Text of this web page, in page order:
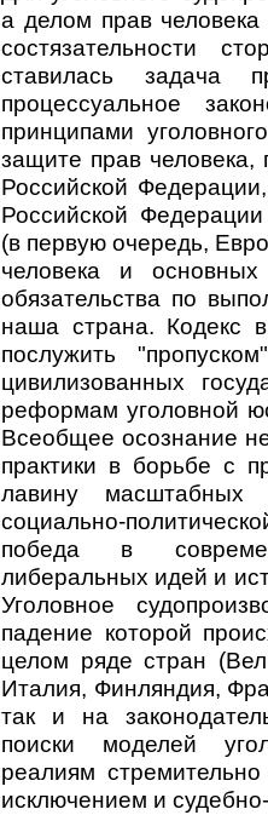
а делом прав
состязательности
ставилась задача
процессуальное
принципами
защите прав человека,
Российской
Российской
(в первую очередь,
человека и
обязательства по
наша страна. Кодекс
послужить
цивилизованных
реформам уголовной
Всеобщее осознание
практики в борьбе с
лавину масштабных
социально-
победа в
либеральных идей и
Уголовное
падение которой
целом ряде стран
Италия, Финляндия,
так и на
поиски моделей
реалиям
исключением и